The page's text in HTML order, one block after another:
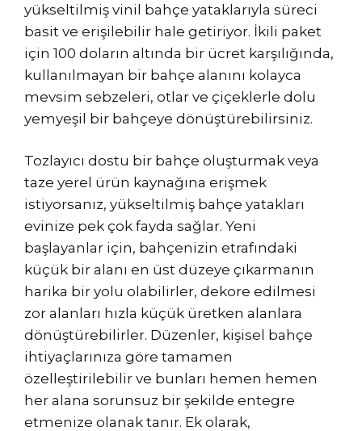
yükseltilmiş vinil bahçe yataklarıyla süreci
basit ve erişilebilir hale getiriyor. İkili paket
için 100 doların altında bir ücret karşılığında,
kullanılmayan bir bahçe alanını kolayca
mevsim sebzeleri, otlar ve çiçeklerle dolu
yemyeşil bir bahçeye dönüştürebilirsiniz.
Tozlayıcı dostu bir bahçe oluşturmak veya
taze yerel ürün kaynağına erişmek
istiyorsanız, yükseltilmiş bahçe yatakları
evinize pek çok fayda sağlar. Yeni
başlayanlar için, bahçenizin etrafındaki
küçük bir alanı en üst düzeye çıkarmanın
harika bir yolu olabilirler, dekore edilmesi
zor alanları hızla küçük üretken alanlara
dönüştürebilirler. Düzenler, kişisel bahçe
ihtiyaçlarınıza göre tamamen
özelleştirilebilir ve bunları hemen hemen
her alana sorunsuz bir şekilde entegre
etmenize olanak tanır. Ek olarak,